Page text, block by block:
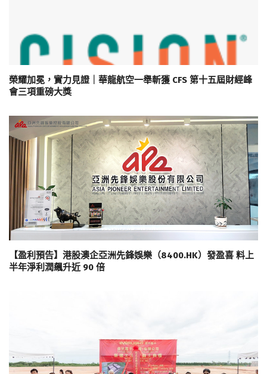
榮耀加冕，實力見證｜華龍航空一舉斬獲 CFS 第十五屆財經峰
會三項重磅大獎
【盈利預告】港股澳企亞洲先鋒娛樂（8400.HK）發盈喜 料上
半年淨利潤飆升近 90 倍